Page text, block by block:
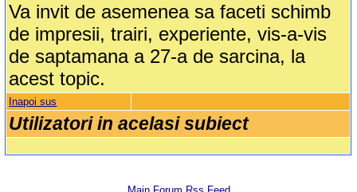
Va invit de asemenea sa faceti schimb
de impresii, trairi, experiente, vis-a-vis
de saptamana a 27-a de sarcina, la
acest topic.
Inapoi sus
Utilizatori in acelasi subiect